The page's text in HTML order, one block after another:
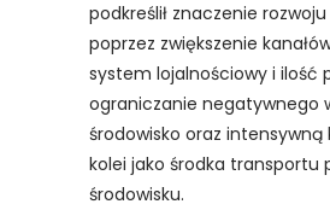
podkreślił znaczenie
poprzez zwiększenie
system lojalnościowy i ilość
ograniczanie negatywnego
środowisko oraz
kolei jako środka transportu
środowisku.